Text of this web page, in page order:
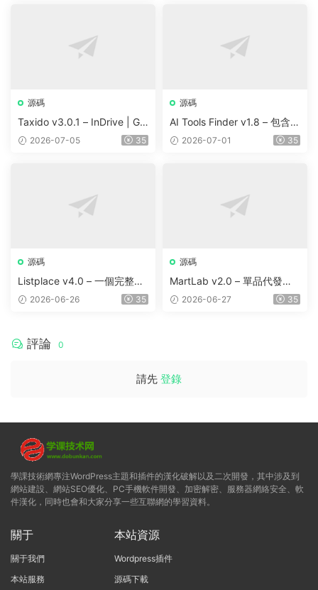
源碼
Taxido v3.0.1 – InDrive | Gr
ab | Uber Clone | Taxi Booki
2026-07-05 35
源碼
AI Tools Finder v1.8 – 包含 5
000 多種工具、訂閱、廣告
2026-07-01 35
源碼
Listplace v4.0 – 一個完整的
本地商家名錄平台
2026-06-26 35
源碼
MartLab v2.0 – 單品代發貨
平台2026-06-27 35
評論 0
請先 登錄
學課技術網專注WordPress主題和插件的漢化破解以及二次開發，其中涉及到
網站建設、網站SEO優化、PC手機軟件開發、加密解密、服務器網絡安全、軟
件漢化，同時也會和大家分享一些互聯網的學習資料。
關于
關于我們
本站服務
本站資源
Wordpress插件
源碼下載